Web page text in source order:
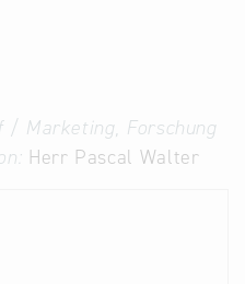
/ Marketing, Forschung
Herr Pascal Walter